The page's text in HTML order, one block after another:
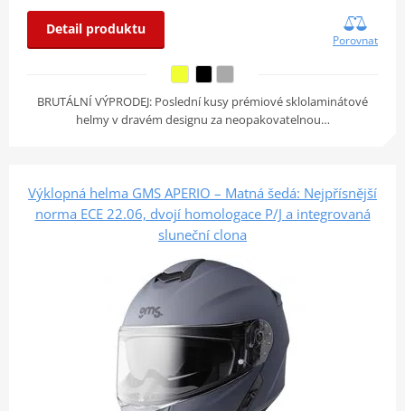
Detail produktu
Porovnat
BRUTÁLNÍ VÝPRODEJ: Poslední kusy prémiové sklolaminátové
helmy v dravém designu za neopakovatelnou…
Výklopná helma GMS APERIO – Matná šedá: Nejpřísnější
norma ECE 22.06, dvojí homologace P/J a integrovaná
sluneční clona